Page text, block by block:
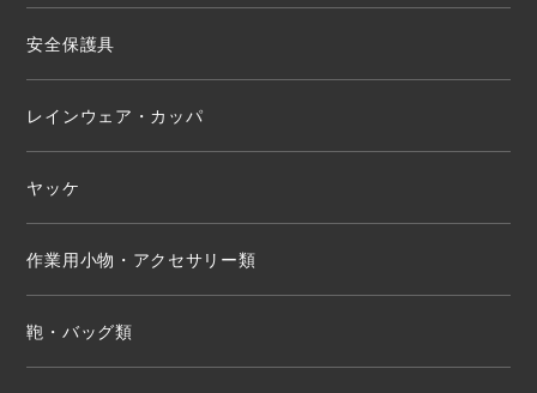
安全保護具
レインウェア・カッパ
ヤッケ
作業用小物・アクセサリー類
鞄・バッグ類